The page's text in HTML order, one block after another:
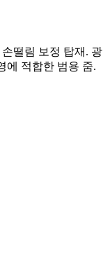
떨림 보정 탑재. 광
에 적합한 범용 줌.